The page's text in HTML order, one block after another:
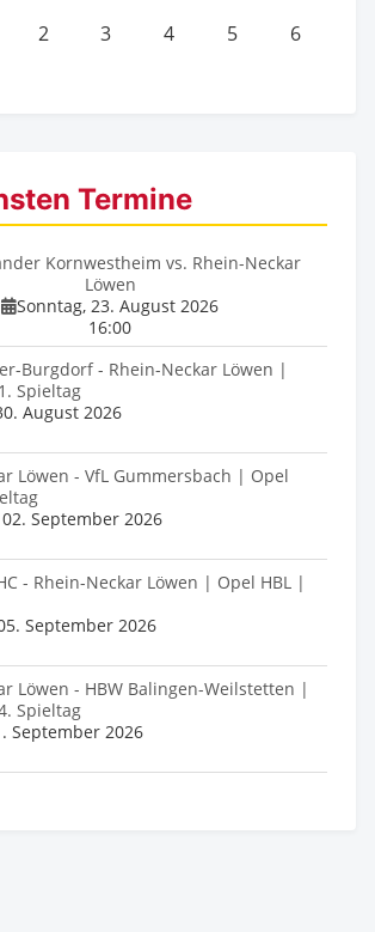
2 3 4 5 6
Termine
Kornwestheim vs. Rhein-Neckar
Löwen
Sonntag, 23. August 2026
16:00
Burgdorf - Rhein-Neckar Löwen |
Spieltag
August 2026
Löwen - VfL Gummersbach | Opel
September 2026
- Rhein-Neckar Löwen | Opel HBL |
September 2026
Löwen - HBW Balingen-Weilstetten |
Spieltag
September 2026